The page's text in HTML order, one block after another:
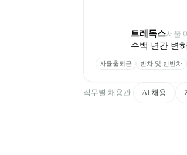
트레독스서울
수백 년간 변
자율출퇴근 반차 및 반반차
직무별 채용관 AI 채용